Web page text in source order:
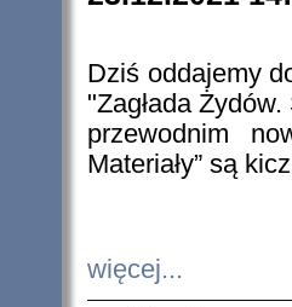
Dziś oddajemy
"Zagłada
przewodnim
Materiały” są
więcej...